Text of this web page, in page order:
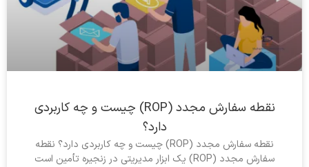
نقطه سفارش مجدد (ROP) چیست و چه کاربردی
دارد؟
نقطه سفارش مجدد (ROP) چیست و چه کاربردی دارد؟ نقطه
سفارش مجدد (ROP) یک ابزار مدیریتی در زنجیره تأمین است